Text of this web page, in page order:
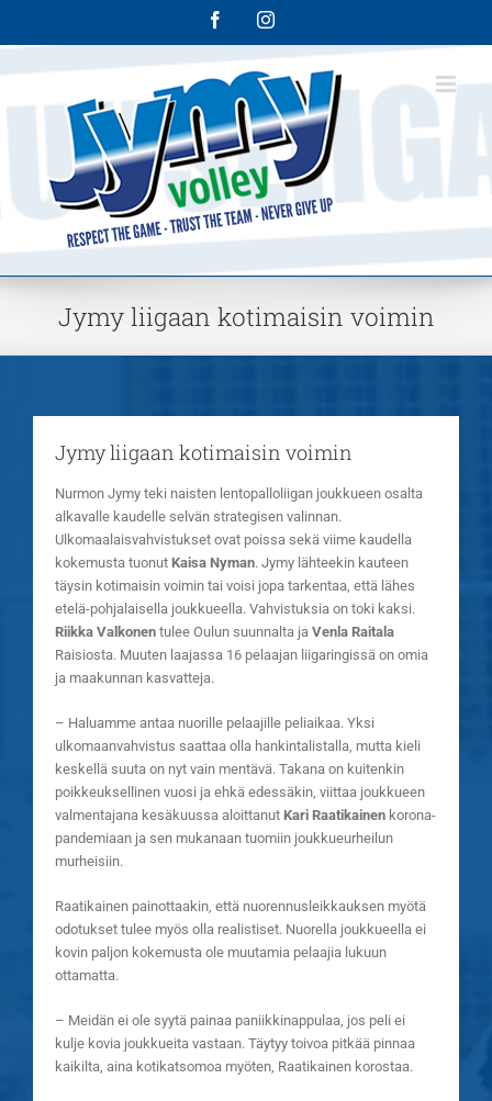
FacebookInstagram
Jymy liigaan kotimaisin voimin
Jymy liigaan kotimaisin voimin
Nurmon Jymy teki naisten lentopalloliigan joukkueen osalta
alkavalle kaudelle selvän strategisen valinnan.
Ulkomaalaisvahvistukset ovat poissa sekä viime kaudella
kokemusta tuonut Kaisa Nyman. Jymy lähteekin kauteen
täysin kotimaisin voimin tai voisi jopa tarkentaa, että lähes
etelä-pohjalaisella joukkueella. Vahvistuksia on toki kaksi.
Riikka Valkonen tulee Oulun suunnalta ja Venla Raitala
Raisiosta. Muuten laajassa 16 pelaajan liigaringissä on omia
ja maakunnan kasvatteja.
– Haluamme antaa nuorille pelaajille peliaikaa. Yksi
ulkomaanvahvistus saattaa olla hankintalistalla, mutta kieli
keskellä suuta on nyt vain mentävä. Takana on kuitenkin
poikkeuksellinen vuosi ja ehkä edessäkin, viittaa joukkueen
valmentajana kesäkuussa aloittanut Kari Raatikainen korona-
pandemiaan ja sen mukanaan tuomiin joukkueurheilun
murheisiin.
Raatikainen painottaakin, että nuorennusleikkauksen myötä
odotukset tulee myös olla realistiset. Nuorella joukkueella ei
kovin paljon kokemusta ole muutamia pelaajia lukuun
ottamatta.
– Meidän ei ole syytä painaa paniikkinappulaa, jos peli ei
kulje kovia joukkueita vastaan. Täytyy toivoa pitkää pinnaa
kaikilta, aina kotikatsomoa myöten, Raatikainen korostaa.